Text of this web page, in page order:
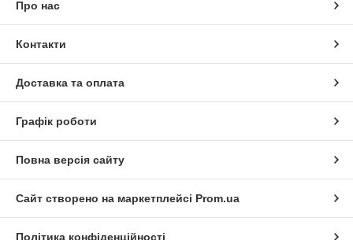
Про нас
Контакти
Доставка та оплата
Графік роботи
Повна версія сайту
Сайт створено на маркетплейсі Prom.ua
Політика конфіденційності